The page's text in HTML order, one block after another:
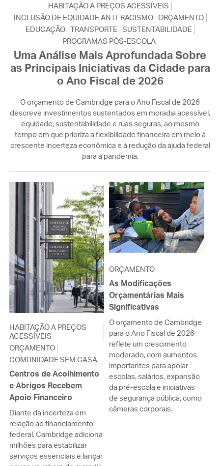
HABITAÇÃO A PREÇOS ACESSÍVEIS
INCLUSÃO DE EQUIDADE ANTI-RACISMO ORÇAMENTO
EDUCAÇÃO TRANSPORTE SUSTENTABILIDADE
PROGRAMAS PÓS-ESCOLA
Uma Análise Mais Aprofundada Sobre
as Principais Iniciativas da Cidade para
o Ano Fiscal de 2026
O orçamento de Cambridge para o Ano Fiscal de 2026
descreve investimentos sustentados em moradia acessível,
equidade, sustentabilidade e ruas seguras, ao mesmo
tempo em que prioriza a flexibilidade financeira em meio à
crescente incerteza econômica e à redução da ajuda federal
para a pandemia.
HABITAÇÃO A PREÇOS
ACESSÍVEIS
ORÇAMENTO
COMUNIDADE SEM CASA
Centros de Acolhimento
e Abrigos Recebem
Apoio Financeiro
Diante da incerteza em
relação ao financiamento
federal, Cambridge adiciona
milhões para estabilizar
serviços essenciais e lançar
ORÇAMENTO
As Modificações
Orçamentárias Mais
Significativas
O orçamento de Cambridge
para o Ano Fiscal de 2026
reflete um crescimento
moderado, com aumentos
importantes para apoiar
escolas, salários, expansão
da pré-escola e iniciativas
de segurança pública, como
câmeras corporais.